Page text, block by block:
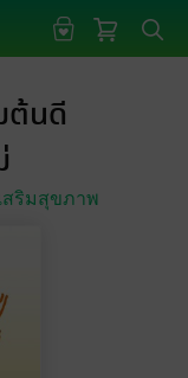
ต้นดี
สริมสุขภาพ